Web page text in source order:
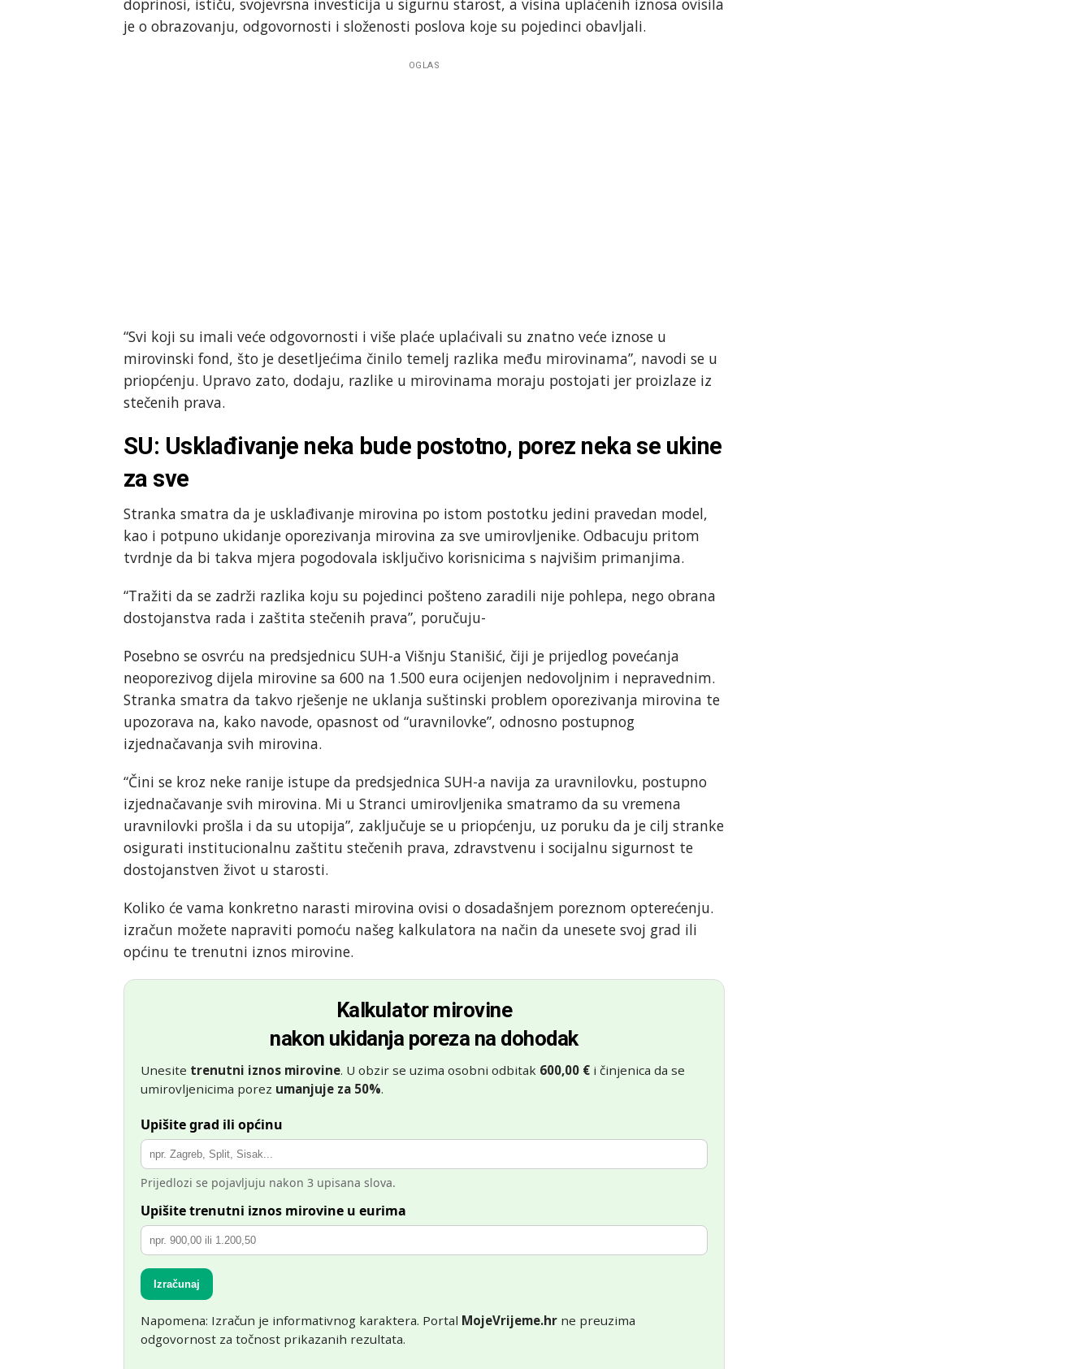
doprinosi, ističu, svojevrsna investicija u sigurnu starost, a visina uplaćenih iznosa ovisila
je o obrazovanju, odgovornosti i složenosti poslova koje su pojedinci obavljali.
OGLAS
“Svi koji su imali veće odgovornosti i više plaće uplaćivali su znatno veće iznose u
mirovinski fond, što je desetljećima činilo temelj razlika među mirovinama”, navodi se u
priopćenju. Upravo zato, dodaju, razlike u mirovinama moraju postojati jer proizlaze iz
stečenih prava.
SU: Usklađivanje neka bude postotno, porez neka se ukine
za sve
Stranka smatra da je usklađivanje mirovina po istom postotku jedini pravedan model,
kao i potpuno ukidanje oporezivanja mirovina za sve umirovljenike. Odbacuju pritom
tvrdnje da bi takva mjera pogodovala isključivo korisnicima s najvišim primanjima.
“Tražiti da se zadrži razlika koju su pojedinci pošteno zaradili nije pohlepa, nego obrana
dostojanstva rada i zaštita stečenih prava”, poručuju-
Posebno se osvrću na predsjednicu SUH-a Višnju Stanišić, čiji je prijedlog povećanja
neoporezivog dijela mirovine sa 600 na 1.500 eura ocijenjen nedovoljnim i nepravednim.
Stranka smatra da takvo rješenje ne uklanja suštinski problem oporezivanja mirovina te
upozorava na, kako navode, opasnost od “uravnilovke”, odnosno postupnog
izjednačavanja svih mirovina.
“Čini se kroz neke ranije istupe da predsjednica SUH-a navija za uravnilovku, postupno
izjednačavanje svih mirovina. Mi u Stranci umirovljenika smatramo da su vremena
uravnilovki prošla i da su utopija”, zaključuje se u priopćenju, uz poruku da je cilj stranke
osigurati institucionalnu zaštitu stečenih prava, zdravstvenu i socijalnu sigurnost te
dostojanstven život u starosti.
Koliko će vama konkretno narasti mirovina ovisi o dosadašnjem poreznom opterećenju.
izračun možete napraviti pomoću našeg kalkulatora na način da unesete svoj grad ili
općinu te trenutni iznos mirovine.
Kalkulator mirovine
nakon ukidanja poreza na dohodak
Unesite trenutni iznos mirovine. U obzir se uzima osobni odbitak 600,00 € i činjenica da se
umirovljenicima porez umanjuje za 50%.
Upišite grad ili općinu
Prijedlozi se pojavljuju nakon 3 upisana slova.
Upišite trenutni iznos mirovine u eurima
Izračunaj
Napomena: Izračun je informativnog karaktera. Portal MojeVrijeme.hr ne preuzima
odgovornost za točnost prikazanih rezultata.